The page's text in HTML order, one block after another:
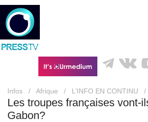
Infos / Afrique / L’INFO EN CONTINU /
Les troupes françaises vont-
Gabon?